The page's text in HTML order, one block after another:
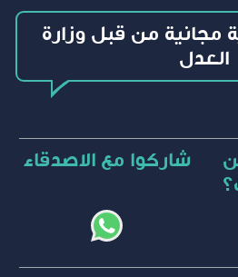
مجانية من قبل وزارة
العدل
شاركوا مع الاصدقاء